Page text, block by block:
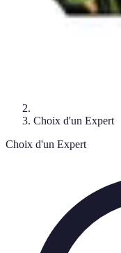
Choix d'un Expert
Choix d'un Expert